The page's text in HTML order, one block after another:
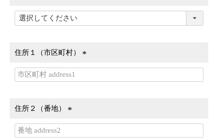
(
必
住所１（市区町村）
(
住所２（番地）
(